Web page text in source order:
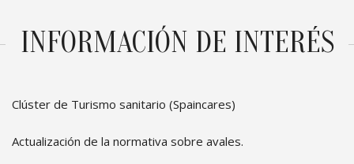
INFORMACIÓN DE INTERÉS
Clúster de Turismo sanitario (Spaincares)
Actualización de la normativa sobre avales.